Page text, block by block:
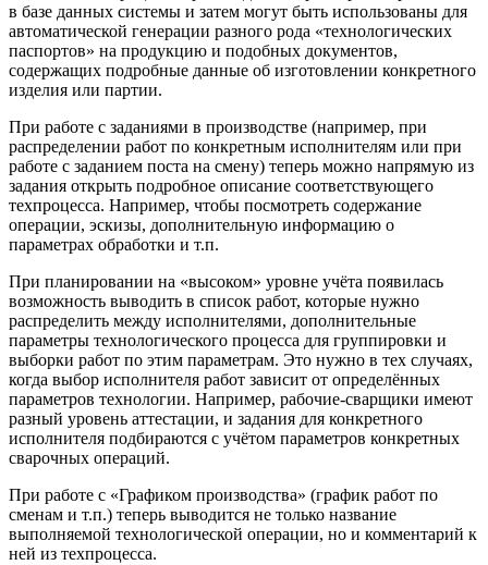
в базе данных системы и затем могут быть использованы для
автоматической генерации разного рода «технологических
паспортов» на продукцию и подобных документов,
содержащих подробные данные об изготовлении конкретного
изделия или партии.
При работе с заданиями в производстве (например, при
распределении работ по конкретным исполнителям или при
работе с заданием поста на смену) теперь можно напрямую из
задания открыть подробное описание соответствующего
техпроцесса. Например, чтобы посмотреть содержание
операции, эскизы, дополнительную информацию о
параметрах обработки и т.п.
При планировании на «высоком» уровне учёта появилась
возможность выводить в список работ, которые нужно
распределить между исполнителями, дополнительные
параметры технологического процесса для группировки и
выборки работ по этим параметрам. Это нужно в тех случаях,
когда выбор исполнителя работ зависит от определённых
параметров технологии. Например, рабочие-сварщики имеют
разный уровень аттестации, и задания для конкретного
исполнителя подбираются с учётом параметров конкретных
сварочных операций.
При работе с «Графиком производства» (график работ по
сменам и т.п.) теперь выводится не только название
выполняемой технологической операции, но и комментарий к
ней из техпроцесса.